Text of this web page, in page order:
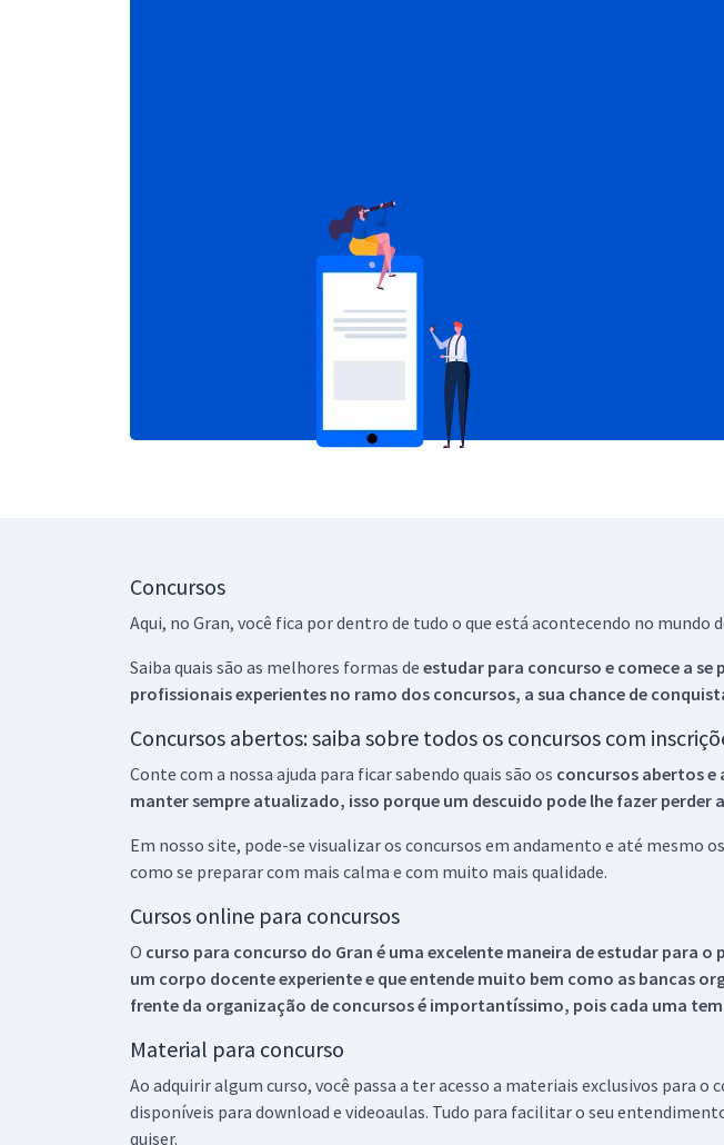
Concursos
Aqui, no Gran, você fica por dentro de tudo o que está acontecendo no mundo
Saiba quais são as melhores formas de estudar para concurso e comece a
profissionais experientes no ramo dos concursos, a sua chance de
Concursos abertos: saiba sobre todos os concursos com
Conte com a nossa ajuda para ficar sabendo quais são os concursos abertos
manter sempre atualizado, isso porque um descuido pode lhe fazer perder
Em nosso site, pode-se visualizar os concursos em andamento e até mesmo
como se preparar com mais calma e com muito mais qualidade.
Cursos online para concursos
O curso para concurso do Gran é uma excelente maneira de estudar para
um corpo docente experiente e que entende muito bem como as bancas
frente da organização de concursos é importantíssimo, pois cada uma
Material para concurso
Ao adquirir algum curso, você passa a ter acesso a materiais exclusivos para
disponíveis para download e videoaulas. Tudo para facilitar o seu
quiser.